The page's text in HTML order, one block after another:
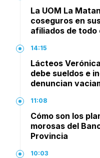
La UOM La
coseguros en
afiliados de todo
14:15
Lácteos
debe sueldos e
denuncian
11:08
Cómo son los
morosas del
Provincia
10:03